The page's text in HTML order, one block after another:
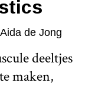
Aida de Jong
deeltjes
maken,